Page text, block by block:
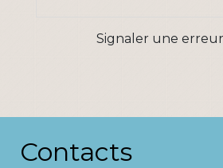
Signaler une
Contacts